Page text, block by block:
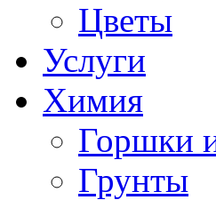
Цветы
Услуги
Химия
Горшки
Грунты